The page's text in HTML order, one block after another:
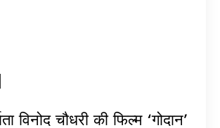
विनोद चौधरी की फिल्म ‘गोदान’